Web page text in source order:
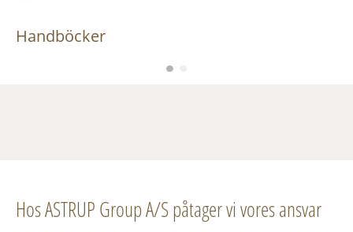
Handböcker
Hos ASTRUP Group A/S påtager vi vores ansvar